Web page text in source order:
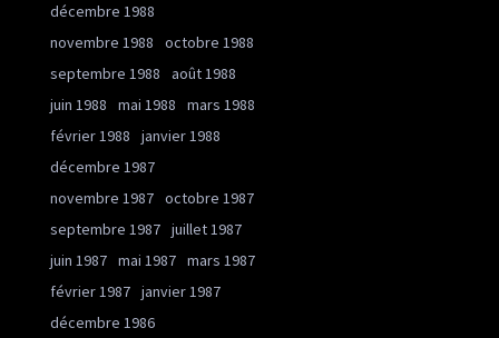
décembre 1988
novembre 1988
octobre 1988
septembre 1988
août 1988
juin 1988
mai 1988
mars 1988
février 1988
janvier 1988
décembre 1987
novembre 1987 octobre 1987
septembre 1987 juillet 1987
juin 1987 mai 1987 mars 1987
février 1987 janvier 1987
décembre 1986